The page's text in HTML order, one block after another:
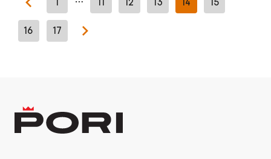
Previous page
16 17